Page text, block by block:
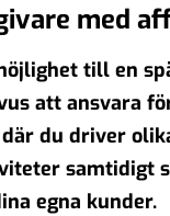
med
till en
att ansvara
du driver
samtidigt
egna kunder.